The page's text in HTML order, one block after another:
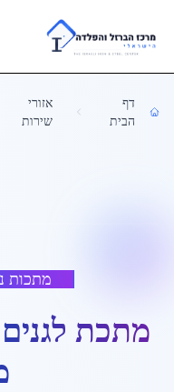
Skip to main content
דף
הבית
אזורי
שירות
מתכות
מתכת